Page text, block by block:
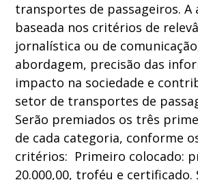
transportes de passageiros. A
baseada nos critérios de
jornalística ou de
abordagem, precisão das
impacto na sociedade e
setor de transportes de
Serão premiados os três
de cada categoria, conforme
critérios: Primeiro colocado:
20.000,00, troféu e certificado.